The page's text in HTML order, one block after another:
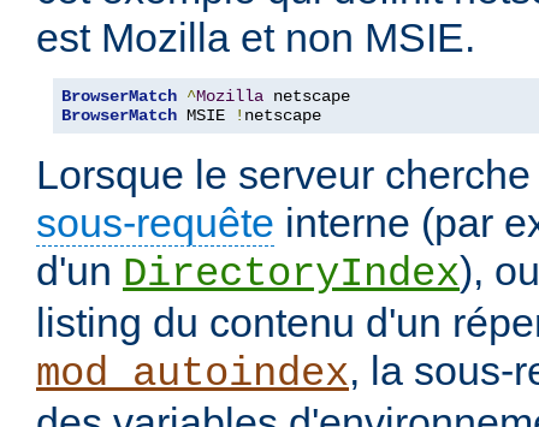
est Mozilla et non MSIE.
BrowserMatch ^Mozilla
BrowserMatch MSIE ! netscape
Lorsque le serveur
sous-requête interne (par
d'un DirectoryIndex),
listing du contenu d'un
mod_autoindex, la sous-